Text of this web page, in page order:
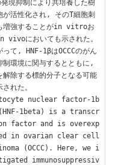
現抑制により共培養した樹
が活性化され, そのT細胞刺
増強することがin vitroお
vivoにおいても示された。
って, HNF-1βはOCCCのがん
制環境に関与するとともに,
解除する標的分子となる可能
れた。
nuclear factor-1b
1beta) is a transcr
factor and is overexp
in ovarian clear cell
(OCCC). Here, we i
immunosuppressiv